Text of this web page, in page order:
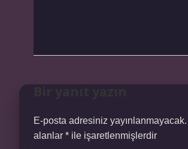
E-posta adresiniz yayınlanmayacak.
alanlar * ile işaretlenmişlerdir